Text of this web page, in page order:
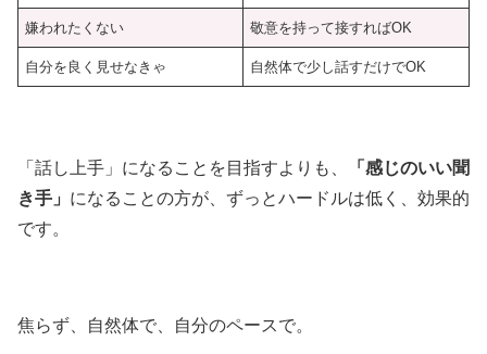
嫌われたくない 敬意を持って接すればOK
自分を良く見せなきゃ 自然体で少し話すだけでOK
「話し上手」になることを目指すよりも、
「感じのいい聞
き手」 になることの方が、ずっとハードルは低く、効果的
です。
焦らず、自然体で、自分のペースで。